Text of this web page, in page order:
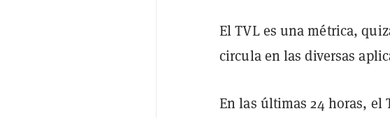
El TVL es una métrica,
circula en las diversas
En las últimas 24 horas, el